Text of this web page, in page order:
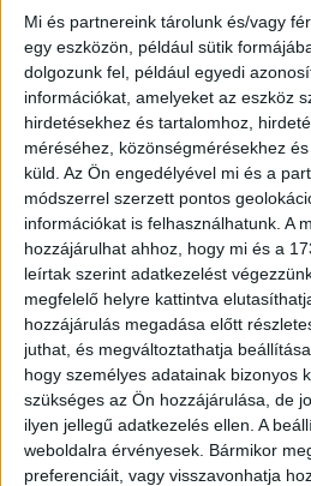
Mi és partnereink tárolunk és/vagy
egy eszközön, például sütik
dolgozunk fel, például egyedi
információkat, amelyeket az eszköz
hirdetésekhez és tartalomhoz,
méréséhez, közönségmérésekhez
küld. Az Ön engedélyével mi és a
módszerrel szerzett pontos
információkat is felhasználhatunk. A
hozzájárulhat ahhoz, hogy mi és a
leírtak szerint adatkezelést
megfelelő helyre kattintva
hozzájárulás megadása előtt
juthat, és megváltoztathatja
hogy személyes adatainak bizonyos
szükséges az Ön hozzájárulása, de
ilyen jellegű adatkezelés ellen. A
weboldalra érvényesek. Bármikor
preferenciáit, vagy visszavonhatja
LEGFRISSEBB
2026. augusztus 5.
Amerikai állami
USA-ba átmentett
2026. augusztus 5.